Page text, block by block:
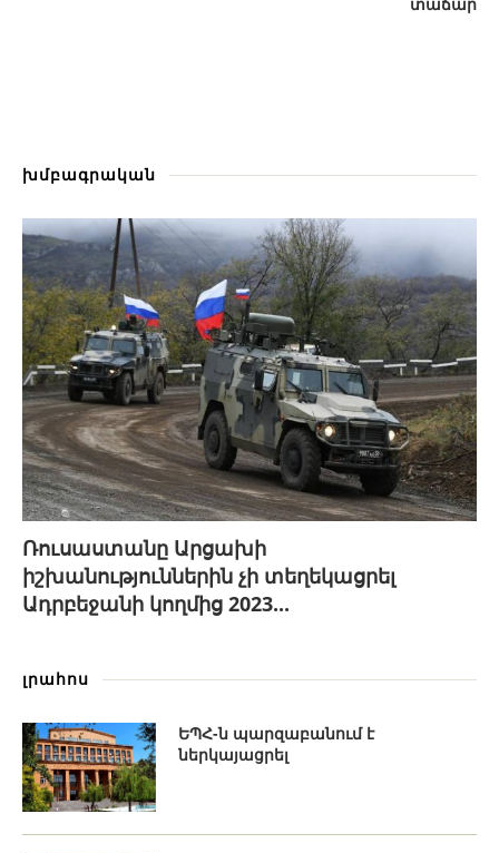
տաճար
խմբագրական
Ռուսաստանը Արցախի
իշխանություններին չի տեղեկացրել
Ադրբեջանի կողմից 2023...
լրահոս
ԵՊՀ-ն պարզաբանում է
ներկայացրել